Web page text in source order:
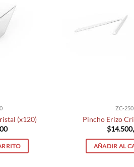
(x120)
ZC-250
Pincho Erizo
$
AÑADIR AL